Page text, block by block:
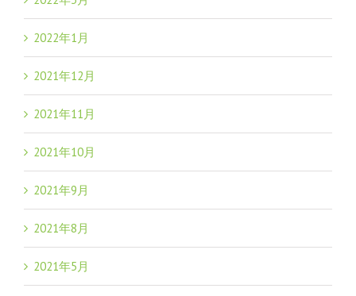
2022年1月
2021年12月
2021年11月
2021年10月
2021年9月
2021年8月
2021年5月